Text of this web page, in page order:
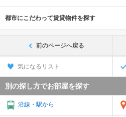
都市にこだわって賃貸物件を探す
前のページへ戻る
気になるリスト
別の探し方でお部屋を探す
沿線・駅から